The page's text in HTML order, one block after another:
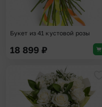
Букет из 41 кустовой розы
18 899 ₽